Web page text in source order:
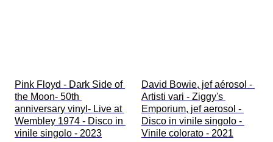
Pink Floyd - Dark Side of
the Moon- 50th
anniversary vinyl- Live at
Wembley 1974 - Disco in
vinile singolo - 2023
David Bowie, jef aérosol -
Artisti vari - Ziggy's
Emporium, jef aerosol -
Disco in vinile singolo -
Vinile colorato - 2021